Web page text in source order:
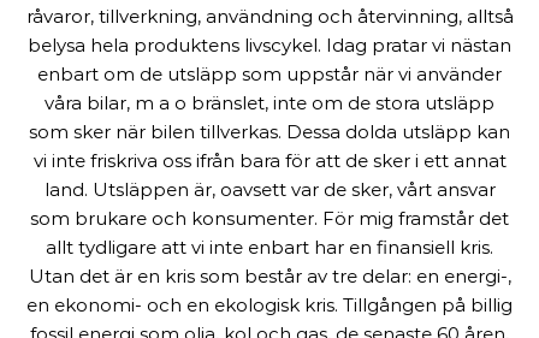
råvaror, tillverkning, användning och återvinning, alltså
belysa hela produktens livscykel. Idag pratar vi nästan
enbart om de utsläpp som uppstår när vi använder
våra bilar, m a o bränslet, inte om de stora utsläpp
som sker när bilen tillverkas. Dessa dolda utsläpp kan
vi inte friskriva oss ifrån bara för att de sker i ett annat
land. Utsläppen är, oavsett var de sker, vårt ansvar
som brukare och konsumenter. För mig framstår det
allt tydligare att vi inte enbart har en finansiell kris.
Utan det är en kris som består av tre delar: en energi-,
en ekonomi- och en ekologisk kris. Tillgången på billig